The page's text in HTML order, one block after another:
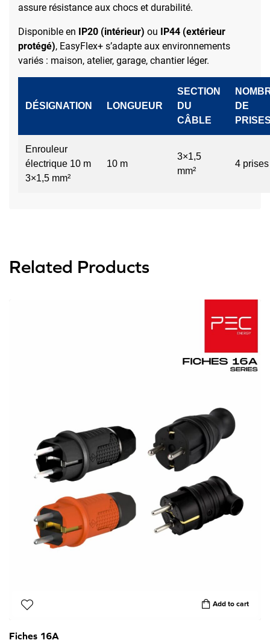
assure résistance aux chocs et durabilité.
Disponible en IP20 (intérieur) ou IP44 (extérieur
protégé), EasyFlex+ s’adapte aux environnements
variés : maison, atelier, garage, chantier léger.
DÉSIGNATION LONGUEUR
SECTION
DU
CÂBLE
DE
Enrouleur
électrique 10 m
3×1,5 mm²
10 m
3×1,5
mm²
4 prises
Related Products
Add to cart
Fiches 16A